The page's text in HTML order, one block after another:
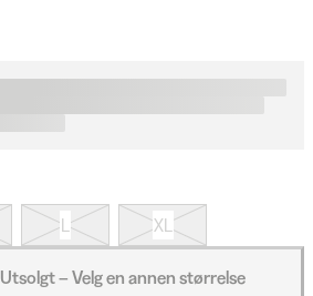
L XL
Utsolgt – Velg en annen størrelse